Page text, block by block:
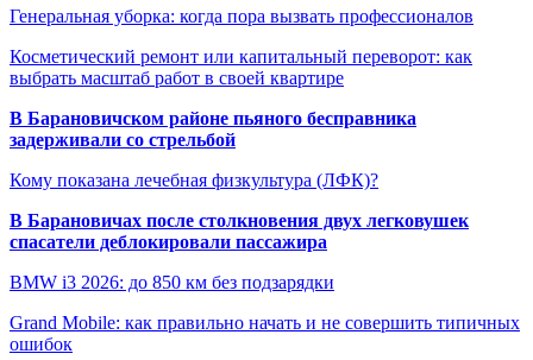
Генеральная уборка: когда пора вызвать профессионалов
Косметический ремонт или капитальный переворот: как
выбрать масштаб работ в своей квартире
В Барановичском районе пьяного бесправника
задерживали со стрельбой
Кому показана лечебная физкультура (ЛФК)?
В Барановичах после столкновения двух легковушек
спасатели деблокировали пассажира
BMW i3 2026: до 850 км без подзарядки
Grand Mobile: как правильно начать и не совершить типичных
ошибок